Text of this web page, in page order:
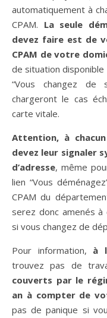
automatiquement à
CPAM. La seule
devez faire est de
CPAM de votre
de situation
“Vous changez de
chargeront le cas
carte vitale.
Attention, à
devez leur signaler
d’adresse, même
lien “Vous
CPAM du
serez donc amenés
si vous changez de
Pour information, à
trouvez pas de
couverts par le
an à compter de
pas de panique si